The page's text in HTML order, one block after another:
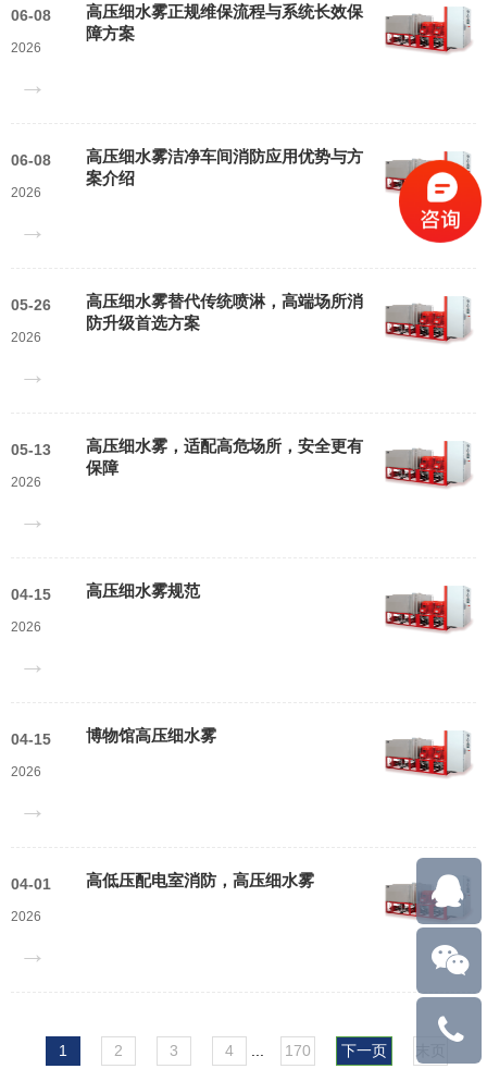
06-08
2026
→
高压细水雾正规维保流程与系统长效保
障方案
06-08
2026
→
高压细水雾洁净车间消防应用优势与方
案介绍
05-26
2026
→
高压细水雾替代传统喷淋，高端场所消
防升级首选方案
05-13
2026
→
高压细水雾，适配高危场所，安全更有
保障
04-15
2026
→
高压细水雾规范
04-15
2026
→
博物馆高压细水雾
04-01
2026
→
高低压配电室消防，高压细水雾
1 2 3 4 170 下一页